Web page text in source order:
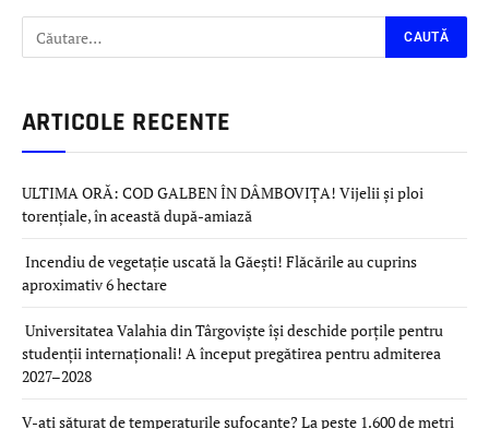
ARTICOLE RECENTE
ULTIMA ORĂ: COD GALBEN ÎN DÂMBOVIȚA! Vijelii și ploi
torențiale, în această după-amiază
Incendiu de vegetație uscată la Găești! Flăcările au cuprins
aproximativ 6 hectare
Universitatea Valahia din Târgoviște își deschide porțile pentru
studenții internaționali! A început pregătirea pentru admiterea
2027–2028
V-ați săturat de temperaturile sufocante? La peste 1.600 de metri